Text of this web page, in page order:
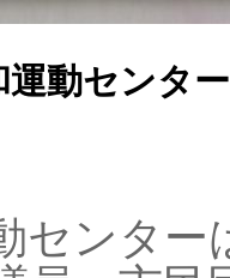
運動センタ
センタ